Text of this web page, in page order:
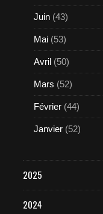
Juin (43)
Mai (53)
Avril (50)
Mars (52)
Février (44)
Janvier (52)
2025
2024